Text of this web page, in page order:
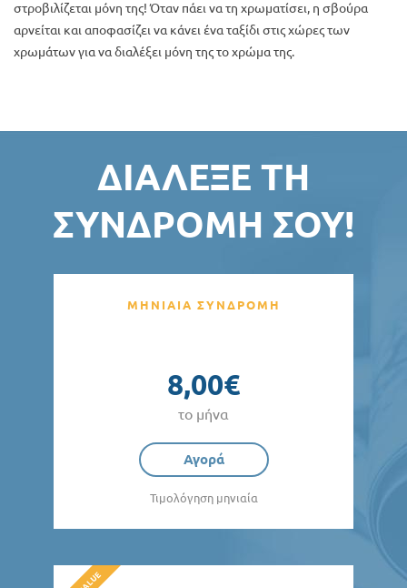
στροβιλίζεται μόνη της! Όταν πάει να τη χρωματίσει, η σβούρα
αρνείται και αποφασίζει να κάνει ένα ταξίδι στις χώρες των
χρωμάτων για να διαλέξει μόνη της το χρώμα της.
ΔΙΆΛΕΞΕ ΤΗ
ΣΥΝΔΡΟΜΉ ΣΟΥ!
ΜΗΝΙΑΙΑ ΣΥΝΔΡΟΜΗ
8,00€
το μήνα
Αγορά
Τιμολόγηση μηνιαία